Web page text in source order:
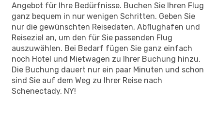
Angebot für Ihre Bedürfnisse. Buchen Sie Ihren Flug
ganz bequem in nur wenigen Schritten. Geben Sie
nur die gewünschten Reisedaten, Abflughafen und
Reiseziel an, um den für Sie passenden Flug
auszuwählen. Bei Bedarf fügen Sie ganz einfach
noch Hotel und Mietwagen zu Ihrer Buchung hinzu.
Die Buchung dauert nur ein paar Minuten und schon
sind Sie auf dem Weg zu Ihrer Reise nach
Schenectady, NY!